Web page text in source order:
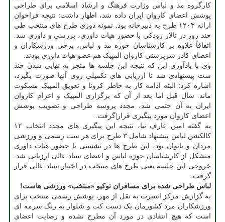
کارگروه مد و لباس وزارت فرهنگ و ارشاد اسلامی برای طراحی
پوشش اعضای کاروان ایران داده شد، اظهار داشت: نتیجه فراخوان
ارائه ۱۲۰۳ طرح به دبیرخانه بود. نمونه دوزی طرح های منتخب طی
چند روز در تالار رودکی با حضور هیات داوری، بررسی و داوری شد.
اتفاقاً علاوه بر کارشناسان حوزه مد و لباس، برخی ورزشکاران و
اعضای کادر سرپرستی کاروان المپیک هم عضو هیات داوری بودند.
وی با یادآوری این که نتیجه این جلسه ها منجر به نهایی شدن چند
ست پیشنهادی شد تا ارزیابی های تکمیلی روی آنها صورت بگیرد،
اشاره کرد: البته ادامه کار به خاطر کرونا و تعویق المپیک مسکوت
ماند. سال قبل اما بعد از آن که برگزاری المپیک و اعزام کاروان
ایران به آن حتمی شد، مجدد پروسه طراحی و تصویب پوشش
اعضای کاروان مورد پیگیری قرار|گرفت.
به گفته امین عارف نیا، نتیجه این پیگیری های مجدد انتخاب ۱۲
کالکشن لباس پیشنهاد شامل ۳ طرح برای هر ست رسمی و ورزشی
مردان و بانوان بود، این طرح ها در نشستی با حضور هیات داوری
متشکل از کارشناسان حوزه لباس و اعضای ستاد عالی ارزیابی شد.
خروجی این جلسه یعنی طرح های منتخب در اختیار ستاد عالی قرار
گرفت.
لباس طراحی شده برای مسافران توکیو «منتخب» ورزشی هاست!
به گزارش مرکز اسپرت به نقل از مهر، پوشش رسمی منتخب برای
ورزشکاران مرد کشورمان یک دست کت و شلوار به رنگ سرمه ای
است که هیچ انتقادی در مورد آن مطرح نشده و رضایت اعضای